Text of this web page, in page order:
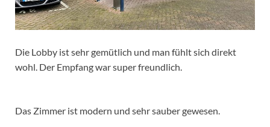
Die Lobby ist sehr gemütlich und man fühlt sich direkt
wohl. Der Empfang war super freundlich.
Das Zimmer ist modern und sehr sauber gewesen.